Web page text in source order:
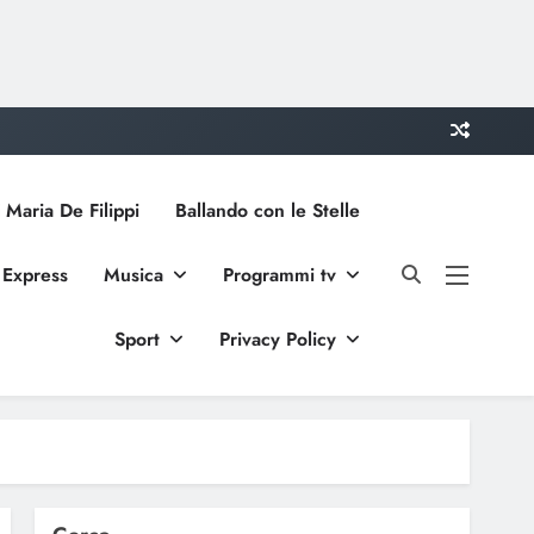
De Filippi Ballando con le Stelle
Musica Programmi tv
Sport Privacy Policy